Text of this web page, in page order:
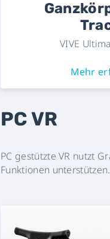
VIVE
Mehr
PC VR
PC gestützte VR nutzt
Funktionen